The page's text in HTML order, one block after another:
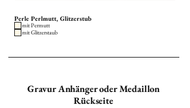
Perle Perlmutt, Glitzerstub
mit Permutt
mit Glitzerstaub
Gravur Anhänger oder Medaillon
Rückseite